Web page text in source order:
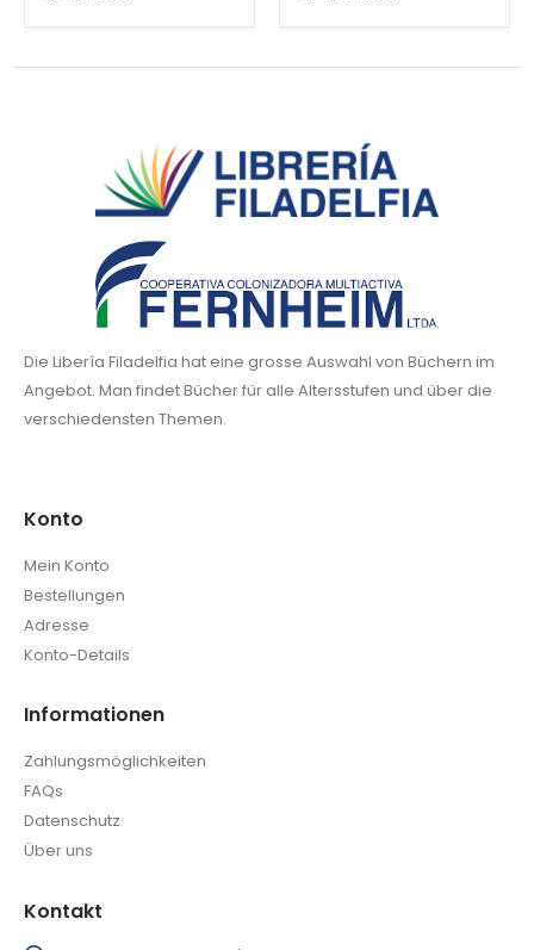
Die Libería Filadelfia hat eine grosse Auswahl von Büchern im
Angebot. Man findet Bücher für alle Altersstufen und über die
verschiedensten Themen.
Konto
Mein Konto
Bestellungen
Adresse
Konto-Details
Informationen
Zahlungsmöglichkeiten
FAQs
Datenschutz
Über uns
Kontakt